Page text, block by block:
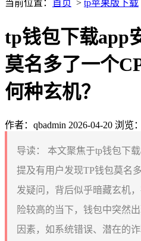
当前位置： 首页 > tp苹果版下载
tp钱包下载app
莫名多了一个
何种玄机？
作者：qbadmin 2026-04-20 浏览
导读：
本文聚焦于tp钱包下
提及有用户发现TP钱包莫名
发疑问，背后似乎暗藏玄机
险较高的当下，钱包中突然
因素，如系统错误、潜在的